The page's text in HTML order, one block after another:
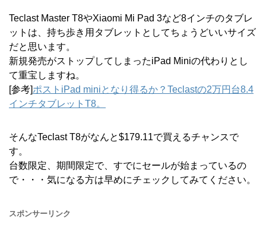
Teclast Master T8やXiaomi Mi Pad 3など8インチのタブレ
ットは、持ち歩き用タブレットとしてちょうどいいサイズ
だと思います。
新規発売がストップしてしまったiPad Miniの代わりとし
て重宝しますね。
[参考]ポストiPad miniとなり得るか？Teclastの2万円台8.4
インチタブレットT8。
そんなTeclast T8がなんと$179.11で買えるチャンスで
す。
台数限定、期間限定で、すでにセールが始まっているの
で・・・気になる方は早めにチェックしてみてください。
スポンサーリンク